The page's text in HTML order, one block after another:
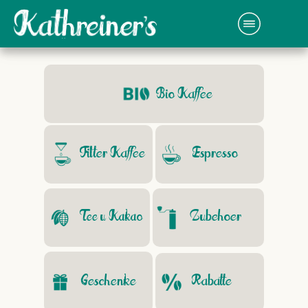
Rabatte
Geschenke
Zubehoer
Tee u Kakao
Espresso
Filter Kaffee
Bio Kaffee